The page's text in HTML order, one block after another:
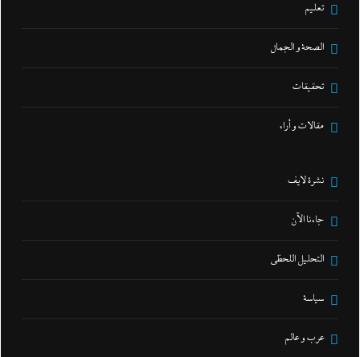
تعليم
الصحة و الجمال
تحقيقات
مقالات و أراء
نشرة لايف
جاءنا الآن
التحليل اللحظي
سياسة
عرب و عالم